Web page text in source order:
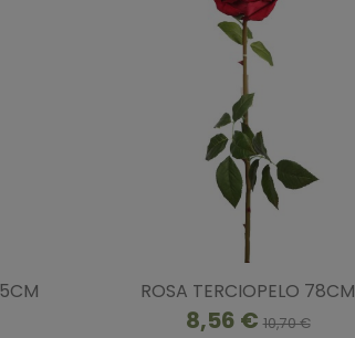
ROSA TERCIOPELO 78CM
8,56 €10,70 €